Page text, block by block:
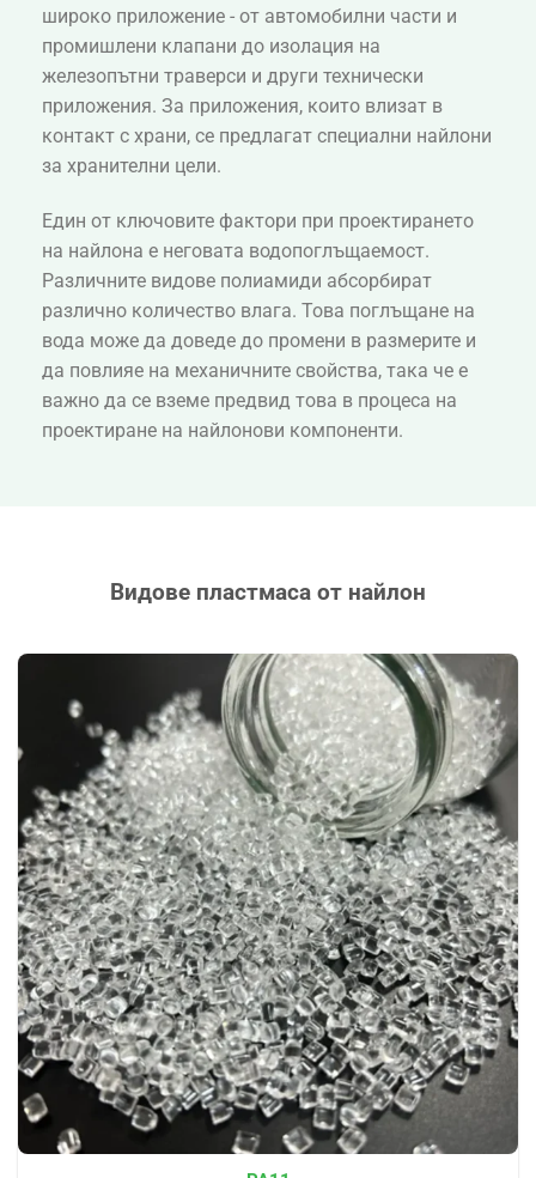
широко приложение - от автомобилни части и
промишлени клапани до изолация на
железопътни траверси и други технически
приложения. За приложения, които влизат в
контакт с храни, се предлагат специални найлони
за хранителни цели.
Един от ключовите фактори при проектирането
на найлона е неговата водопоглъщаемост.
Различните видове полиамиди абсорбират
различно количество влага. Това поглъщане на
вода може да доведе до промени в размерите и
да повлияе на механичните свойства, така че е
важно да се вземе предвид това в процеса на
проектиране на найлонови компоненти.
Видове пластмаса от найлон